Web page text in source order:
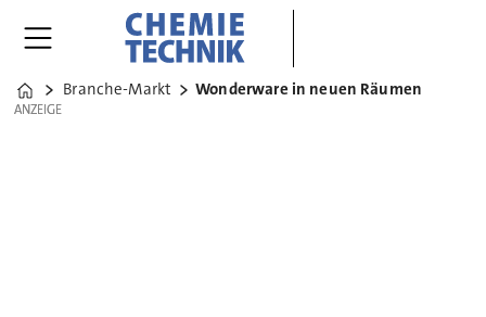
Home
Branche-Markt Wonderware in neuen Räumen
ANZEIGE
ANZEIGE